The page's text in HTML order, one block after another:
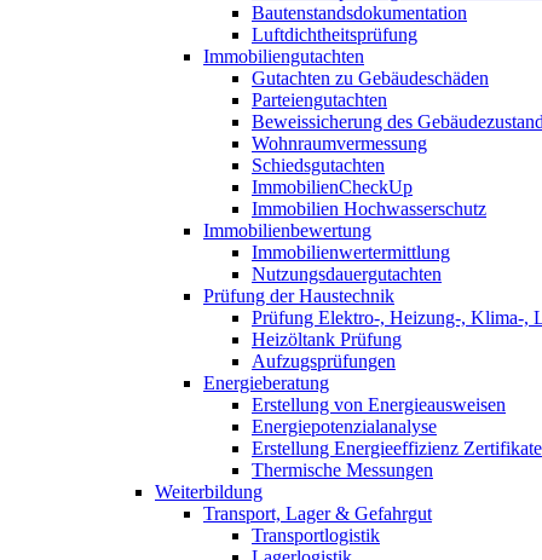
Bautenstandsdokumentation
Luftdichtheitsprüfung
Immobiliengutachten
Gutachten zu Gebäudeschäden
Parteiengutachten
Beweissicherung des
Wohnraumvermessung
Schiedsgutachten
ImmobilienCheckUp
Immobilien Hochwasserschutz
Immobilienbewertung
Immobilienwertermittlung
Nutzungsdauergutachten
Prüfung der Haustechnik
Prüfung Elektro-, Heizung-, Klima-,
Heizöltank Prüfung
Aufzugsprüfungen
Energieberatung
Erstellung von Energieausweisen
Energiepotenzialanalyse
Erstellung Energieeffizienz Zertifikate
Thermische Messungen
Weiterbildung
Transport, Lager & Gefahrgut
Transportlogistik